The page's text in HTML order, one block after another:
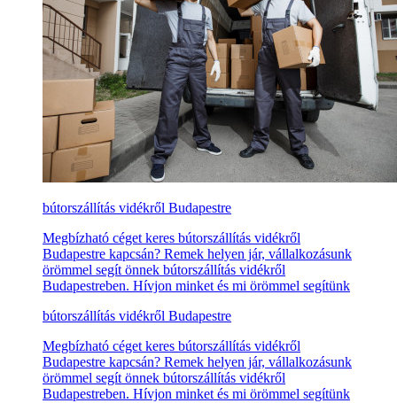
bútorszállítás vidékről Budapestre
Megbízható céget keres bútorszállítás vidékről
Budapestre kapcsán? Remek helyen jár, vállalkozásunk
örömmel segít önnek bútorszállítás vidékről
Budapestreben. Hívjon minket és mi örömmel segítünk
bútorszállítás vidékről Budapestre
Megbízható céget keres bútorszállítás vidékről
Budapestre kapcsán? Remek helyen jár, vállalkozásunk
örömmel segít önnek bútorszállítás vidékről
Budapestreben. Hívjon minket és mi örömmel segítünk